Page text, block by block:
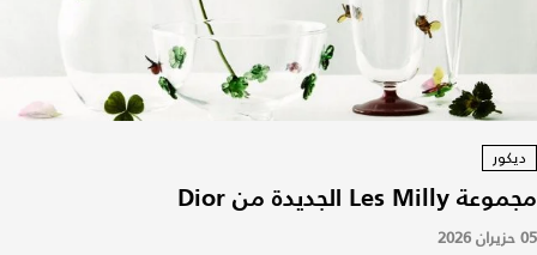
ديكور
مجموعة Les Milly الجديدة من Dior
05 حزيران 2026